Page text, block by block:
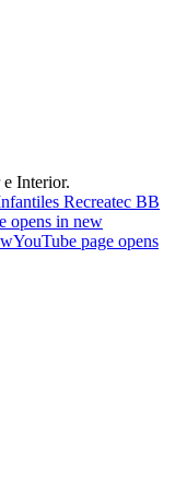
Interior.
opens in new
YouTube page opens